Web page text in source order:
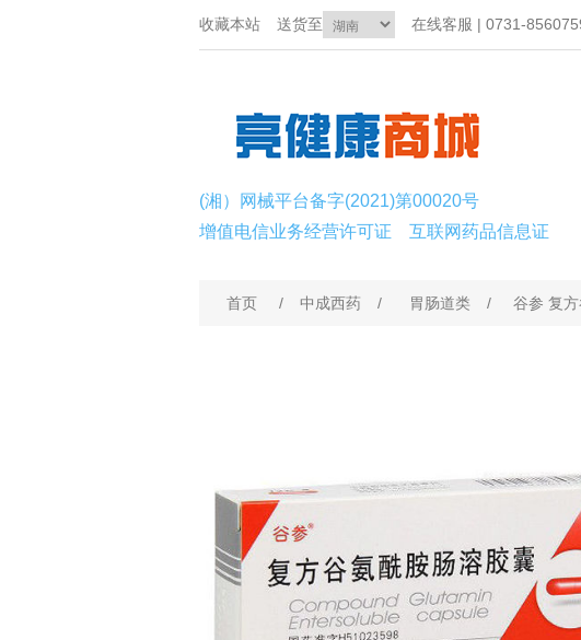
收藏本站 送货至 在线客服 | 0731-
(湘）网械平台备字(2021)第00020号
增值电信业务经营许可证
互联网药品信息证
首页 / 中成西药 / 胃肠道类 / 谷参 复